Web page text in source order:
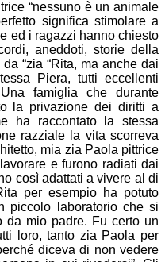
“nessuno è un animale
significa stimolare a
ed i ragazzi hanno chiesto
aneddoti, storie della
“zia “Rita, ma anche dai
Piera, tutti eccellenti
famiglia che durante
la privazione dei diritti a
ha raccontato la stessa
razziale la vita scorreva
mia zia Paola pittrice
e furono radiati dai
così adattati a vivere al di
per esempio ha potuto
piccolo laboratorio che si
da mio padre. Fu certo un
loro, tanto zia Paola per
diceva di non vedere